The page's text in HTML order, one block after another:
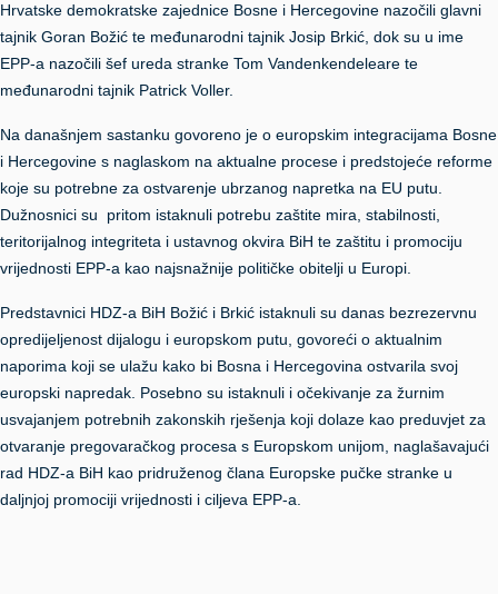
Hrvatske demokratske zajednice Bosne i Hercegovine nazočili glavni
tajnik Goran Božić te međunarodni tajnik Josip Brkić, dok su u ime
EPP-a nazočili šef ureda stranke Tom Vandenkendeleare te
međunarodni tajnik Patrick Voller.
Na današnjem sastanku govoreno je o europskim integracijama Bosne
i Hercegovine s naglaskom na aktualne procese i predstojeće reforme
koje su potrebne za ostvarenje ubrzanog napretka na EU putu.
Dužnosnici su pritom istaknuli potrebu zaštite mira, stabilnosti,
teritorijalnog integriteta i ustavnog okvira BiH te zaštitu i promociju
vrijednosti EPP-a kao najsnažnije političke obitelji u Europi.
Predstavnici HDZ-a BiH Božić i Brkić istaknuli su danas bezrezervnu
opredijeljenost dijalogu i europskom putu, govoreći o aktualnim
naporima koji se ulažu kako bi Bosna i Hercegovina ostvarila svoj
europski napredak. Posebno su istaknuli i očekivanje za žurnim
usvajanjem potrebnih zakonskih rješenja koji dolaze kao preduvjet za
otvaranje pregovaračkog procesa s Europskom unijom, naglašavajući
rad HDZ-a BiH kao pridruženog člana Europske pučke stranke u
daljnjoj promociji vrijednosti i ciljeva EPP-a.